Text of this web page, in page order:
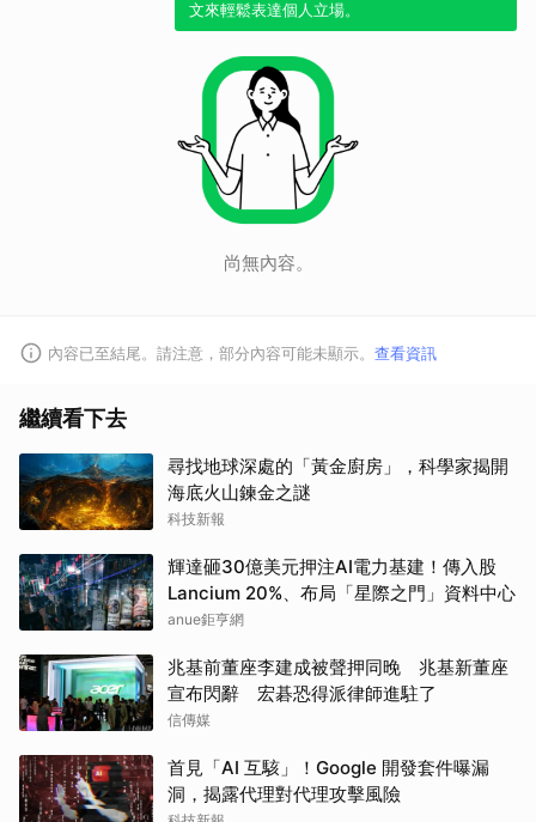
文來輕鬆表達個人立場。
尚無內容。
內容已至結尾。請注意，部分內容可能未顯示。 查看資訊
繼續看下去
尋找地球深處的「黃金廚房」，科學家揭開
海底火山鍊金之謎
科技新報
輝達砸30億美元押注AI電力基建！傳入股
Lancium 20%、布局「星際之門」資料中心
anue鉅亨網
兆基前董座李建成被聲押同晚 兆基新董座
宣布閃辭 宏碁恐得派律師進駐了
信傳媒
首見「AI 互駭」！Google 開發套件曝漏
洞，揭露代理對代理攻擊風險